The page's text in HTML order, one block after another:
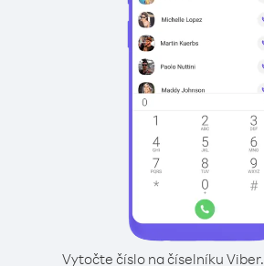
Vytočte číslo na číselníku Viber.